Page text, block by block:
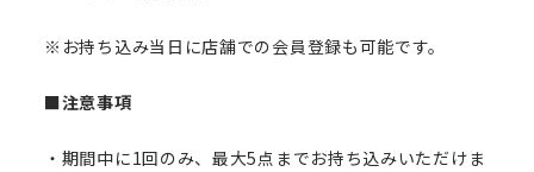
※お持ち込み当日に店舗での会員登録も可能です。
■注意事項
・期間中に1回のみ、最大5点までお持ち込みいただけま